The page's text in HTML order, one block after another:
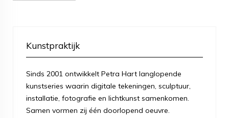
Kunstpraktijk
Sinds 2001 ontwikkelt Petra Hart langlopende
kunstseries waarin digitale tekeningen, sculptuur,
installatie, fotografie en lichtkunst samenkomen.
Samen vormen zij één doorlopend oeuvre.